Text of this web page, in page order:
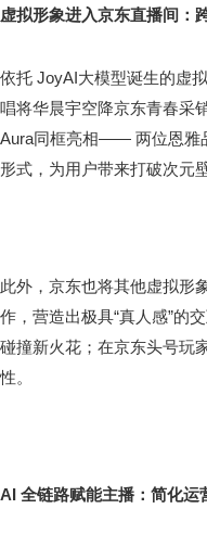
虚拟形象进入京东直播间：
依托 JoyAI大模型诞生的虚
唱将华晨宇空降京东青春采
Aura同框亮相—— 两位恩雅
形式，为用户带来打破次元
此外，京东也将其他虚拟形
作，营造出极具“真人感”的
碰撞新火花；在京东头号玩
性。
AI 全链路赋能主播：简化运